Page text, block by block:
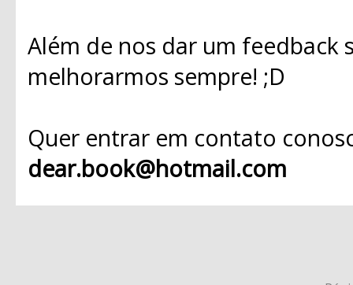
Além de nos dar um
melhorarmos sempre! ;D
Quer entrar em contato
dear.book@hotmail.com